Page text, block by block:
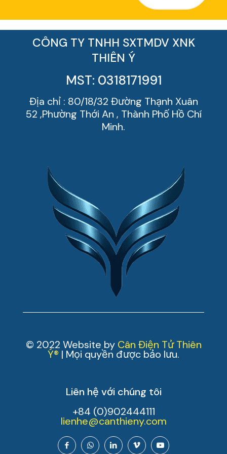
CÔNG TY TNHH SXTMDV XNK
THIÊN Ý
MST: 0318171991
Địa chỉ : 80/18/32 Đường Thạnh Xuân
52 ,Phường Thới An , Thành Phố Hồ Chí
Minh.
© 2022 Website by Cân Điện Tử Thiên
Ý® | Mọi quyền được bảo lưu.
Liên hệ với chúng tôi
+84 (0)902444111
lienhe@canthieny.com